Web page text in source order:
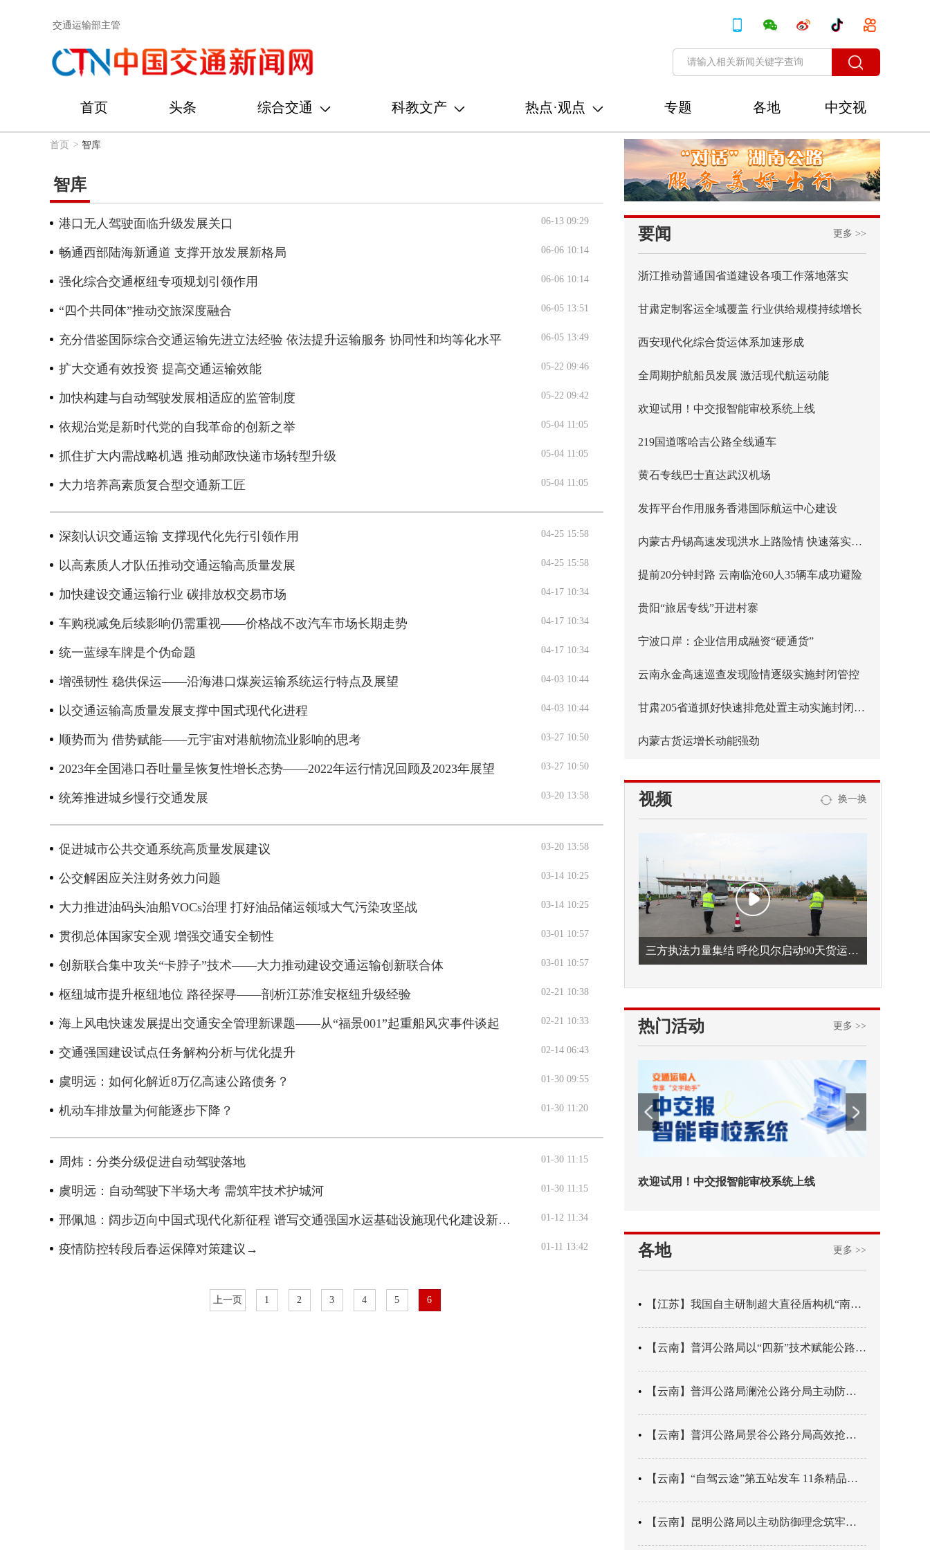
交通运输部主管
首页 头条 综合交通 科教文产 热点·观点 专题 各地
中交视
讯
首页 > 智库
智库
港口无人驾驶面临升级发展关口 06-13 09:29
畅通西部陆海新通道 支撑开放发展新格局 06-06 10:14
强化综合交通枢纽专项规划引领作用 06-06 10:14
“四个共同体”推动交旅深度融合 06-05 13:51
充分借鉴国际综合交通运输先进立法经验 依法提升运输服务 协同性和均等化水平 06-05 13:49
扩大交通有效投资 提高交通运输效能 05-22 09:46
加快构建与自动驾驶发展相适应的监管制度 05-22 09:42
依规治党是新时代党的自我革命的创新之举 05-04 11:05
抓住扩大内需战略机遇 推动邮政快递市场转型升级 05-04 11:05
大力培养高素质复合型交通新工匠 05-04 11:05
深刻认识交通运输 支撑现代化先行引领作用 04-25 15:58
以高素质人才队伍推动交通运输高质量发展 04-25 15:58
加快建设交通运输行业 碳排放权交易市场 04-17 10:34
车购税减免后续影响仍需重视——价格战不改汽车市场长期走势 04-17 10:34
统一蓝绿车牌是个伪命题 04-17 10:34
增强韧性 稳供保运——沿海港口煤炭运输系统运行特点及展望 04-03 10:44
以交通运输高质量发展支撑中国式现代化进程 04-03 10:44
顺势而为 借势赋能——元宇宙对港航物流业影响的思考 03-27 10:50
2023年全国港口吞吐量呈恢复性增长态势——2022年运行情况回顾及2023年展望 03-27 10:50
统筹推进城乡慢行交通发展 03-20 13:58
促进城市公共交通系统高质量发展建议 03-20 13:58
公交解困应关注财务效力问题 03-14 10:25
大力推进油码头油船VOCs治理 打好油品储运领域大气污染攻坚战 03-14 10:25
贯彻总体国家安全观 增强交通安全韧性 03-01 10:57
创新联合集中攻关“卡脖子”技术——大力推动建设交通运输创新联合体 03-01 10:57
枢纽城市提升枢纽地位 路径探寻——剖析江苏淮安枢纽升级经验 02-21 10:38
海上风电快速发展提出交通安全管理新课题——从“福景001”起重船风灾事件谈起 02-21 10:33
交通强国建设试点任务解构分析与优化提升 02-14 06:43
虞明远：如何化解近8万亿高速公路债务？ 01-30 09:55
机动车排放量为何能逐步下降？ 01-30 11:20
周炜：分类分级促进自动驾驶落地 01-30 11:15
虞明远：自动驾驶下半场大考 需筑牢技术护城河 01-30 11:15
邢佩旭：阔步迈向中国式现代化新征程 谱写交通强国水运基础设施现代化建设新篇章 01-12 11:34
疫情防控转段后春运保障对策建议→ 01-11 13:42
上一页 1 2 3 4 5 6
要闻 更多 >>
浙江推动普通国省道建设各项工作落地落实
甘肃定制客运全域覆盖 行业供给规模持续增长
西安现代化综合货运体系加速形成
全周期护航船员发展 激活现代航运动能
欢迎试用！中交报智能审校系统上线
219国道喀哈吉公路全线通车
黄石专线巴士直达武汉机场
发挥平台作用服务香港国际航运中心建设
内蒙古丹锡高速发现洪水上路险情 快速落实主线封闭管控
提前20分钟封路 云南临沧60人35辆车成功避险
贵阳“旅居专线”开进村寨
宁波口岸：企业信用成融资“硬通货”
云南永金高速巡查发现险情逐级实施封闭管控
甘肃205省道抓好快速排危处置主动实施封闭管控
内蒙古货运增长动能强劲
视频 换一换
三方执法力量集结 呼伦贝尔启动90天货运车辆违法专项整治
热门活动 更多 >>
欢迎试用！中交报智能审校系统上线
各地 更多 >>
【江苏】我国自主研制超大直径盾构机“南湖号”在常熟下线
【云南】普洱公路局以“四新”技术赋能公路养护
【云南】普洱公路局澜沧公路分局主动防御成功处置214国道山体崩塌险情
【云南】普洱公路局景谷公路分局高效抢通紧急送医村路
【云南】“自驾云途”第五站发车 11条精品线路串起全域风光
【云南】昆明公路局以主动防御理念筑牢汛期安全防线